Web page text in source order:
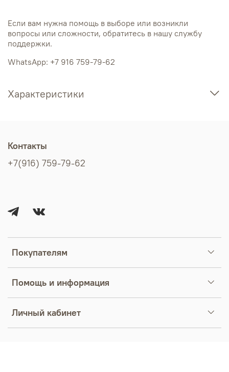
Если вам нужна помощь в выборе или возникли
вопросы или сложности, обратитесь в нашу службу
поддержки.
WhatsApp: +7 916 759-79-62
Характеристики
Покупателям
Помощь и информация
Личный кабинет
Контакты
+7(916) 759-79-62